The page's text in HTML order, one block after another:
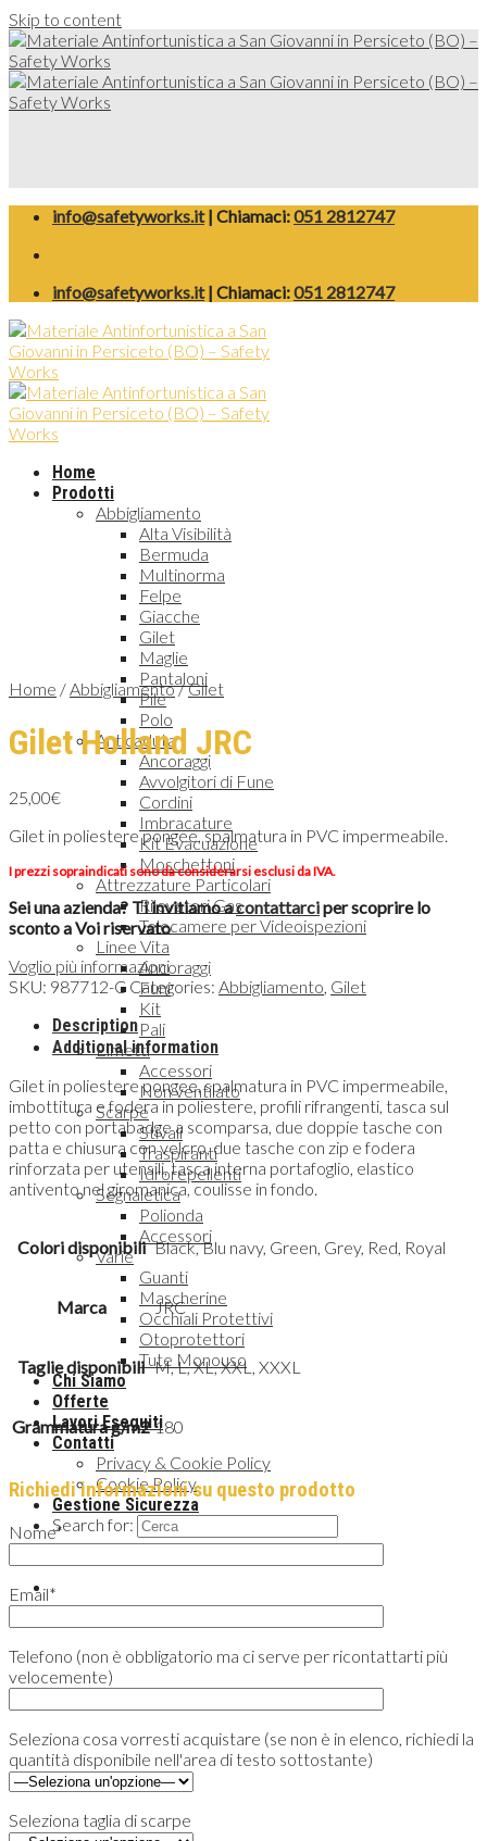
Skip to content
info@safetyworks.it| Chiamaci:051 2812747
info@safetyworks.it| Chiamaci:051 2812747
Home
Prodotti
Abbigliamento
Alta Visibilità
Bermuda
Multinorma
Felpe
Giacche
Gilet
Maglie
Pantaloni
Pile
Polo
Anticaduta
Ancoraggi
Avvolgitori di Fune
Cordini
Imbracature
Kit Evacuazione
Moschettoni
Attrezzature Particolari
Rilevatori Gas
Telecamere per Videoispezioni
Linee Vita
Ancoraggi
Funi
Kit
Pali
Elmetti
Accessori
Non ventilato
Scarpe
Stivali
Traspiranti
Idrorepellenti
Segnaletica
Polionda
Accessori
Varie
Guanti
Mascherine
Occhiali Protettivi
Otoprotettori
Tute Monouso
Chi Siamo
Offerte
Lavori Eseguiti
Contatti
Privacy & Cookie Policy
Cookie Policy
Gestione Sicurezza
Search for:
Home /Abbigliamento/Gilet
Gilet Holland JRC
25,00€
Gilet in poliestere pongee, spalmatura in PVC impermeabile.
I prezzi sopraindicati sono da considerarsi esclusi da IVA.
Sei una azienda? Ti invitiamo acontattarciper scoprire lo
sconto a Voi riservato
Voglio più informazioni
SKU: 987712-C Categories: Abbigliamento, Gilet
Description
Additional information
Gilet in poliestere pongee, spalmatura in PVC impermeabile,
imbottitura e fodera in poliestere, profili rifrangenti, tasca sul
petto con portabadge a scomparsa, due doppie tasche con
patta e chiusura con velcro, due tasche con zip e fodera
rinforzata per utensili, tasca interna portafoglio, elastico
antivento nel giromanica, coulisse in fondo.
Colori disponibili Black, Blu navy, Green, Grey, Red, Royal
Marca JRC
Taglie disponibili M, L, XL, XXL, XXXL
Grammatura g/m2 180
Richiedi informazioni su questo prodotto
Nome*
Email*
Telefono (non è obbligatorio ma ci serve per ricontattarti più
velocemente)
Seleziona cosa vorresti acquistare (se non è in elenco, richiedi la
quantità disponibile nell'area di testo sottostante)
Seleziona taglia di scarpe